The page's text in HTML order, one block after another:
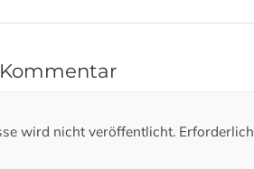
wird nicht veröffentlicht.